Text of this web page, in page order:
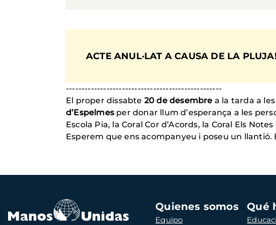
ACTE ANUL·LAT A CAUSA DE LA
--------------------------------------------------
El proper dissabte 20 de desembre a la tarda a
d’Espelmes per donar llum d’esperança a les
Escola Pia, la Coral Cor d’Acords, la Coral Els
Esperem que ens acompanyeu i poseu un
Navegación
principal
Quienes somos
Equipo
Qué